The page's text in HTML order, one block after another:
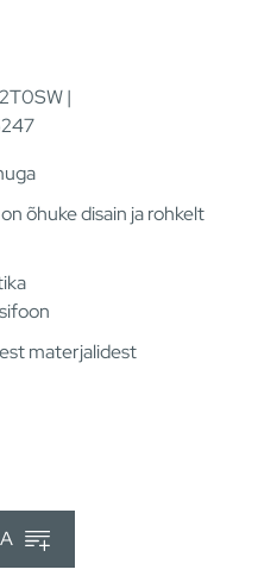
|
õhuke disain ja rohkelt
materjalidest